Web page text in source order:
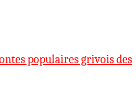
populaires grivois des